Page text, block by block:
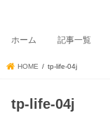
ホーム 記事一覧
HOME tp-life-04j
tp-life-04j